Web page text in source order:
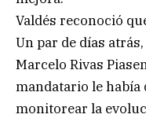
Valdés reconoció
Un par de días
Marcelo Rivas
mandatario le había
monitorear la